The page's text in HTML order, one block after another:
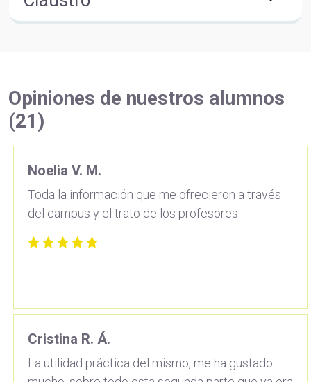
Opiniones de nuestros alumnos
(21)
Noelia V. M.
Toda la información que me ofrecieron a través
del campus y el trato de los profesores.
Cristina R. Á.
La utilidad práctica del mismo, me ha gustado